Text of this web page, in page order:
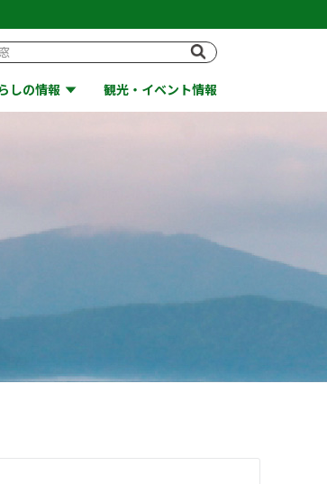
しの情報 観光・イベント情報